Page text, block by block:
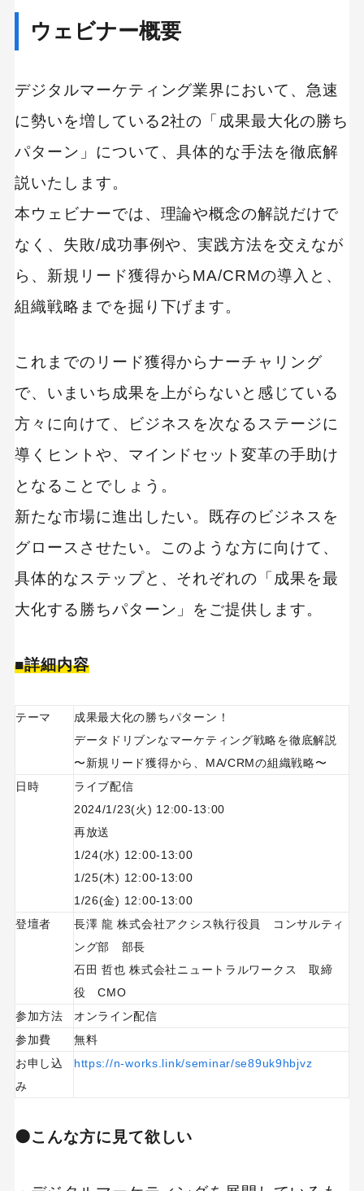
ウェビナー概要
デジタルマーケティング業界において、急速
に勢いを増している2社の「成果最大化の勝ち
パターン」について、具体的な手法を徹底解
説いたします。
本ウェビナーでは、理論や概念の解説だけで
なく、失敗/成功事例や、実践方法を交えなが
ら、新規リード獲得からMA/CRMの導入と、
組織戦略までを掘り下げます。
これまでのリード獲得からナーチャリング
で、いまいち成果を上がらないと感じている
方々に向けて、ビジネスを次なるステージに
導くヒントや、マインドセット変革の手助け
となることでしょう。
新たな市場に進出したい。既存のビジネスを
グロースさせたい。このような方に向けて、
具体的なステップと、それぞれの「成果を最
大化する勝ちパターン」をご提供します。
■詳細内容
テーマ
成果最大化の勝ちパターン！
データドリブンなマーケティング戦略を徹底解説
〜新規リード獲得から、MA/CRMの組織戦略〜
日時
ライブ配信
2024/1/23(火) 12:00-13:00
再放送
1/24(水) 12:00-13:00
1/25(木) 12:00-13:00
1/26(金) 12:00-13:00
登壇者
長澤 龍 株式会社アクシス執行役員 コンサルティ
ング部 部長
石田 哲也 株式会社ニュートラルワークス 取締
役 CMO
参加方法
オンライン配信
参加費
無料
お申し込
み
https://n-works.link/seminar/se89uk9hbjvz
⚫️こんな方に見て欲しい